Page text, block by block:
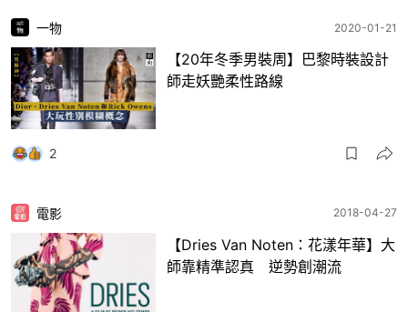
一物 2020-01-21
【20年冬季男裝周】巴黎時裝設計
師走妖艷柔性路線
2
電影 2018-04-27
【Dries Van Noten：花漾年華】大
師靠精準認真 逆勢創潮流